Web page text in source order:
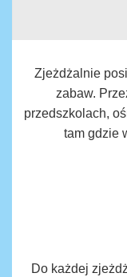
Zjeżdżalnie
zabaw.
przedszkolach,
tam gdzie
Do każdej